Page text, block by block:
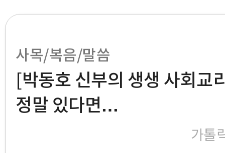
사목/복음/말씀
[박동호 신부의 생생 사회교
정말 있다면…
가톨